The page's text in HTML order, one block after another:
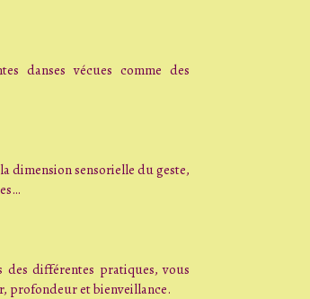
danses vécues comme des
dimension sensorielle du geste,
différentes pratiques, vous
profondeur et bienveillance.